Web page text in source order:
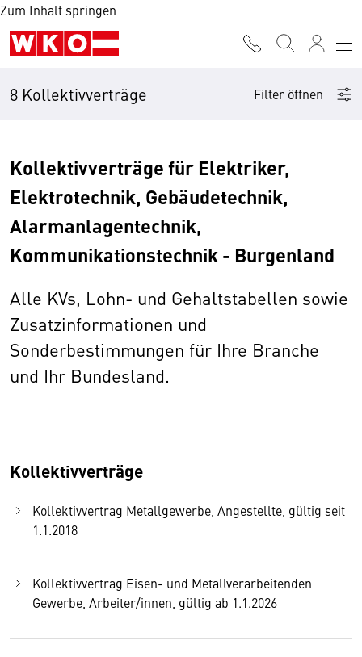
Zum Inhalt springen
8 Kollektivverträge Filter öffnen
Kollektivverträge für Elektriker,
Elektrotechnik, Gebäudetechnik,
Alarmanlagentechnik,
Kommunikationstechnik - Burgenland
Alle KVs, Lohn- und Gehaltstabellen sowie
Zusatzinformationen und
Sonderbestimmungen für Ihre Branche
und Ihr Bundesland.
Kollektivverträge
Kollektivvertrag Metallgewerbe, Angestellte, gültig seit
1.1.2018
Kollektivvertrag Eisen- und Metallverarbeitenden
Gewerbe, Arbeiter/innen, gültig ab 1.1.2026